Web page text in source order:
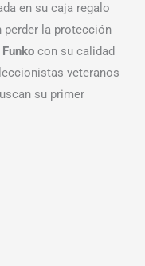
en su caja regalo
perder la protección
Funko con su calidad
veteranos
su primer